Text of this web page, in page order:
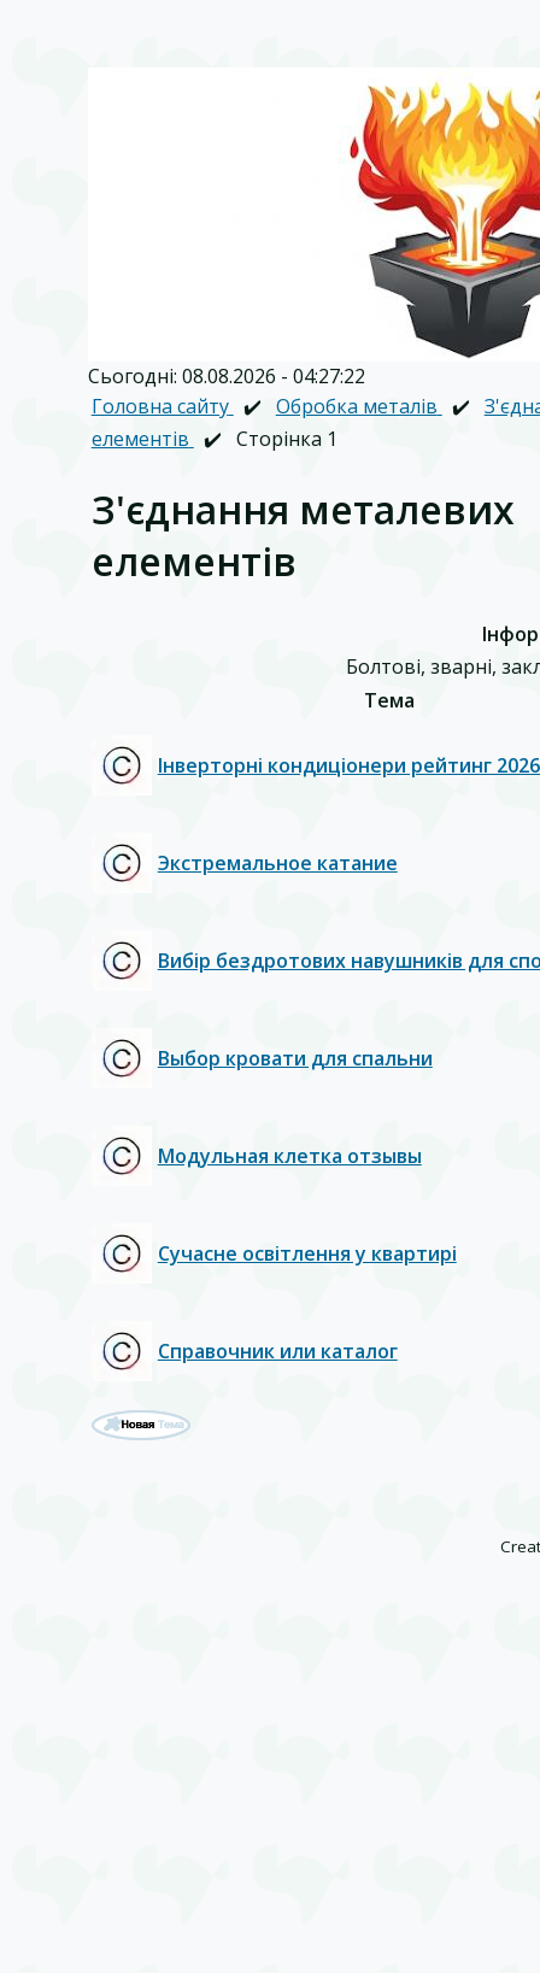
Сьогодні: 08.08.2026 - 04:27:22
Головна сайту ✔️ Обробка металів ✔️
елементів ✔️ Сторінка 1
З'єднання металевих
елементів
Болтові, зварні,
Тема
Інверторні кондиціонери рейтинг 2026
Экстремальное катание
Вибір бездротових навушників для
Выбор кровати для спальни
Модульная клетка отзывы
Сучасне освітлення у квартирі
Справочник или каталог